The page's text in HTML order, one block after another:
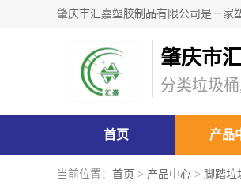
肇庆市
分类垃圾
首页 产品
当前位置： 首页 > 产品中心 > 脚踏垃